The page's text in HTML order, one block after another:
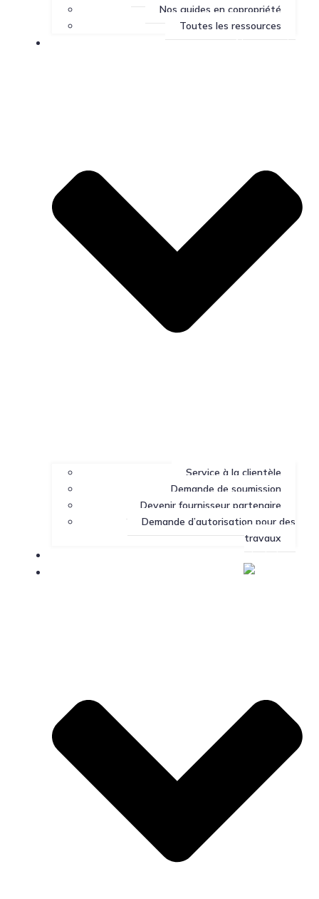
Nos guides en copropriété
Toutes les ressources
Nous joindre
Service à la clientèle
Demande de soumission
Devenir fournisseur partenaire
Demande d’autorisation pour des
travaux
Portail client